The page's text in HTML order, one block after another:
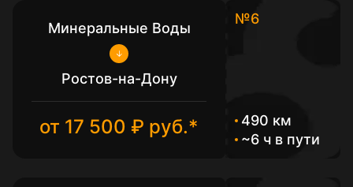
Минеральные Воды
Ростов-на-Дону
от 17 500 ₽ руб.*
№6
490 км
~6 ч в пути